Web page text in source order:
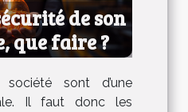
de son
que faire ?
société sont d’une
Il faut donc les